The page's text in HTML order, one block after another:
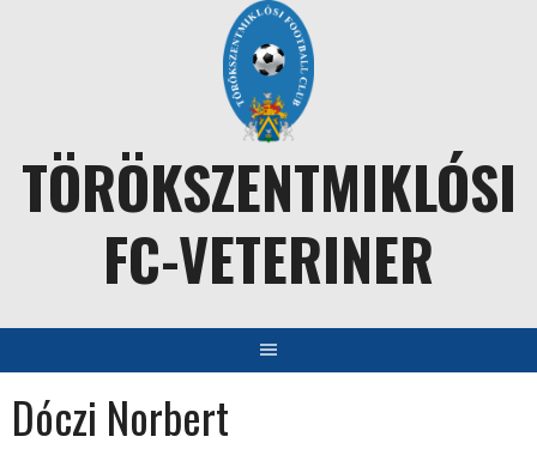
TÖRÖKSZENTMIKLÓSI
FC-VETERINER
Dóczi Norbert